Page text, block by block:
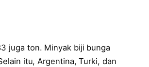
juga ton. Minyak biji bunga
itu, Argentina, Turki, dan